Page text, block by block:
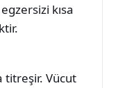
kısa
titreşir. Vücut